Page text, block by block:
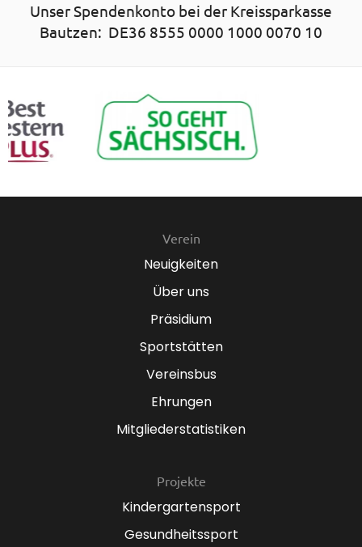
Unser Spendenkonto bei der Kreissparkasse
Bautzen: DE36 8555 0000 1000 0070 10
Verein
Neuigkeiten
Über uns
Präsidium
Sportstätten
Vereinsbus
Ehrungen
Mitgliederstatistiken
Projekte
Kindergartensport
Gesundheitssport